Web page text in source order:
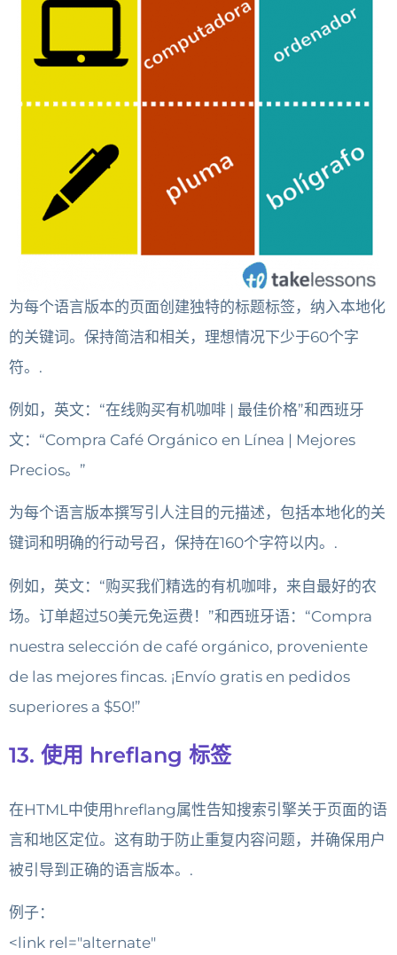
为每个语言版本的页面创建独特的标题标签，纳入本地化
的关键词。保持简洁和相关，理想情况下少于60个字
符。.
例如，英文：“在线购买有机咖啡 | 最佳价格”和西班牙
文：“Compra Café Orgánico en Línea | Mejores
Precios。”
为每个语言版本撰写引人注目的元描述，包括本地化的关
键词和明确的行动号召，保持在160个字符以内。.
例如，英文：“购买我们精选的有机咖啡，来自最好的农
场。订单超过50美元免运费！”和西班牙语：“Compra
nuestra selección de café orgánico, proveniente
de las mejores fincas. ¡Envío gratis en pedidos
superiores a $50!”
13. 使用 hreflang 标签
在HTML中使用hreflang属性告知搜索引擎关于页面的语
言和地区定位。这有助于防止重复内容问题，并确保用户
被引导到正确的语言版本。.
例子：
<link rel="alternate"